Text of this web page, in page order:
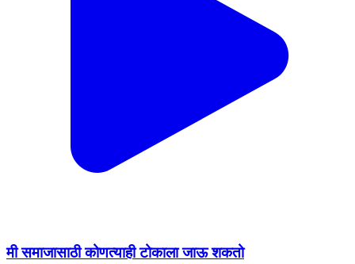
मी समाजासाठी कोणत्याही टोकाला जाऊ शकतो